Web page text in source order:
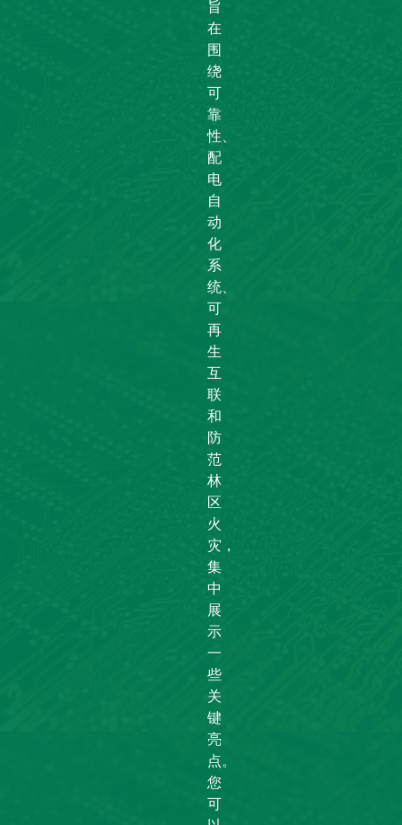
旨
在
围
绕
可
靠
性、
配
电
自
动
化
系
统、
可
再
生
互
联
和
防
范
林
区
火
灾，
集
中
展
示
一
些
关
键
亮
点。
您
可